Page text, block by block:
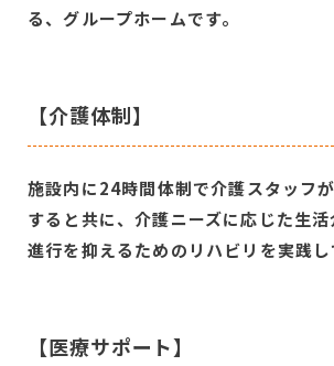
る、グループホームです。
【介護体制】
施設内に24時間体制で介護スタッフ
すると共に、介護ニーズに応じた生
進行を抑えるためのリハビリを実践し
【医療サポート】